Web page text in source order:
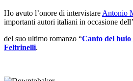
Ho avuto l’onore di intervistareAntonio
importanti autori italiani in occasione
del suo ultimo romanzo “Canto del buio
Feltrinelli.